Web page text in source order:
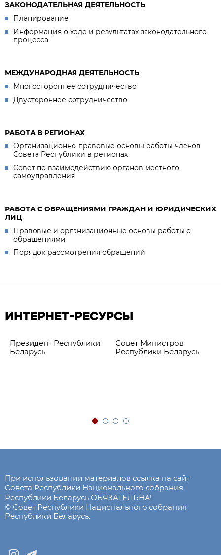
ЗАКОНОДАТЕЛЬНАЯ ДЕЯТЕЛЬНОСТЬ
Планирование
Информация о ходе и результатах законодательного
процесса
МЕЖДУНАРОДНАЯ ДЕЯТЕЛЬНОСТЬ
Многостороннее сотрудничество
Двустороннее сотрудничество
РАБОТА В РЕГИОНАХ
Организационно-правовые основы работы членов
Совета Республики в регионах
Совет по взаимодействию органов местного
самоуправления
РАБОТА С ОБРАЩЕНИЯМИ ГРАЖДАН И ЮРИДИЧЕСКИХ
ЛИЦ
Правовые и организационные основы работы с
обращениями
Порядок рассмотрения обращений
ИНТЕРНЕТ-РЕСУРСЫ
Президент Республики
Беларусь
Совет Министров
Республики Беларусь
При использовании материалов ссылка на сайт
Совета Республики Национального собрания
Республики Беларусь ОБЯЗАТЕЛЬНА!
© Совет Республики Национального собрания
Республики Беларусь.